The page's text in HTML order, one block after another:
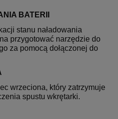
BATERII
stanu naładowania
przygotować narzędzie do
za pomocą dołączonej do
wrzeciona, który zatrzymuje
spustu wkrętarki.